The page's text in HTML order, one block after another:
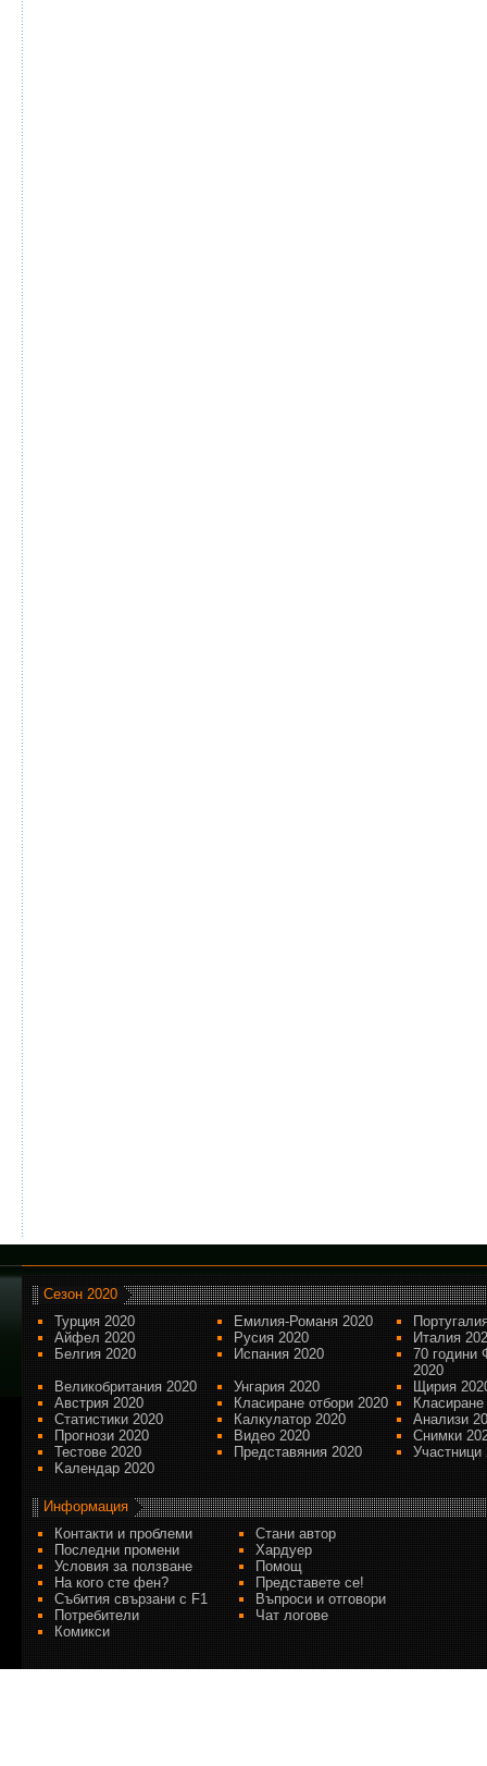
Сезон 2020
Турция 2020
Емилия-Романя 2020
Айфел 2020
Русия 2020
Италия
Белгия 2020
Испания 2020
70 години
2020
Великобритания 2020
Унгария 2020
Щирия
Австрия 2020
Класиране отбори 2020
Статистики 2020
Калкулатор 2020
Анализи
Прогнози 2020
Видео 2020
Снимки
Тестове 2020
Представяния 2020
Участници
Kалендар 2020
Информация
Контакти и проблеми
Стани автор
Последни промени
Хардуер
Условия за ползване
Помощ
На кого сте фен?
Представете се!
Събития свързани с F1
Въпроси и отговори
Потребители
Чат логове
Комикси